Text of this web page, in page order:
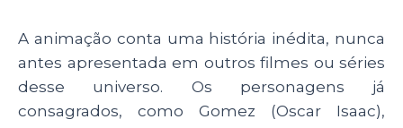
A animação conta uma história inédita, nunca
antes apresentada em outros filmes ou séries
desse universo. Os personagens já
consagrados, como Gomez (Oscar Isaac),